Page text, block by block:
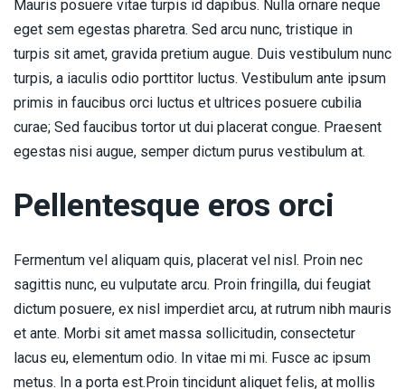
Mauris posuere vitae turpis id dapibus. Nulla ornare neque
eget sem egestas pharetra. Sed arcu nunc, tristique in
turpis sit amet, gravida pretium augue. Duis vestibulum nunc
turpis, a iaculis odio porttitor luctus. Vestibulum ante ipsum
primis in faucibus orci luctus et ultrices posuere cubilia
curae; Sed faucibus tortor ut dui placerat congue. Praesent
egestas nisi augue, semper dictum purus vestibulum at.
Pellentesque eros orci
Fermentum vel aliquam quis, placerat vel nisl. Proin nec
sagittis nunc, eu vulputate arcu. Proin fringilla, dui feugiat
dictum posuere, ex nisl imperdiet arcu, at rutrum nibh mauris
et ante. Morbi sit amet massa sollicitudin, consectetur
lacus eu, elementum odio. In vitae mi mi. Fusce ac ipsum
metus. In a porta est.Proin tincidunt aliquet felis, at mollis